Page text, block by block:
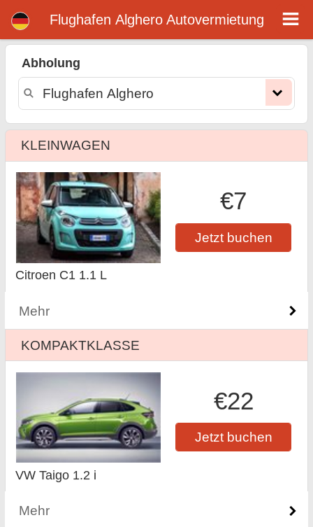
Flughafen Аlghero Autovermietung
Abholung
KLEINWAGEN
€7
Jetzt buchen
Citroen C1 1.1 L
Mehr
KOMPAKTKLASSE
€22
Jetzt buchen
VW Taigo 1.2 i
Mehr